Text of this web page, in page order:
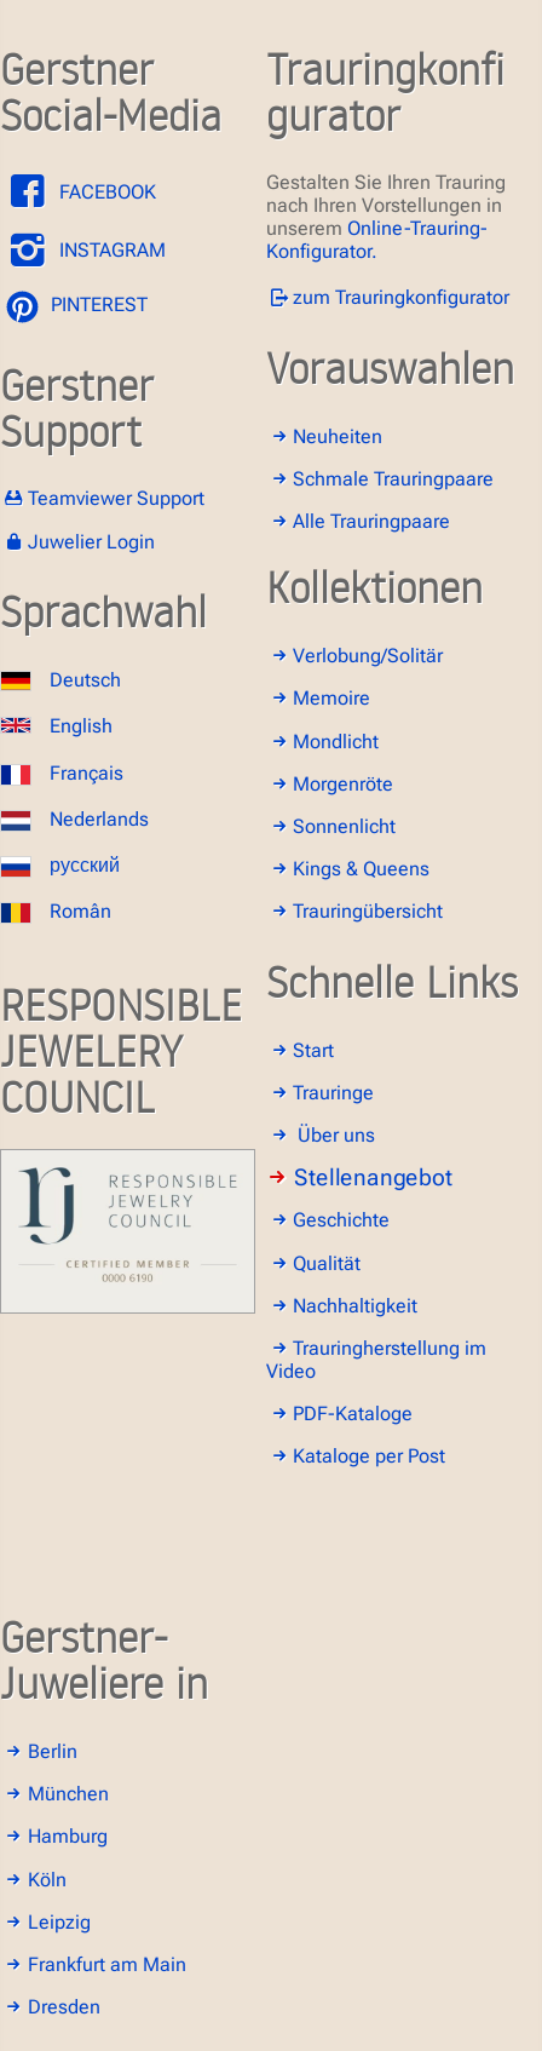
Gerstner
Social-Media
FACEBOOK
INSTAGRAM
PINTEREST
Gerstner
Support
Teamviewer Support
Juwelier Login
Sprachwahl
Deutsch
English
Français
Nederlands
русский
Român
RESPONSIBLE
JEWELERY
COUNCIL
Trauringkonfi
gurator
Gestalten Sie Ihren Trauring
nach Ihren Vorstellungen in
unserem Online-Trauring-
Konfigurator.
zum Trauringkonfigurator
Vorauswahlen
Neuheiten
Schmale Trauringpaare
Alle Trauringpaare
Kollektionen
Verlobung/Solitär
Memoire
Mondlicht
Morgenröte
Sonnenlicht
Kings & Queens
Trauringübersicht
Schnelle Links
Start
Trauringe
Über uns
Stellenangebot
Geschichte
Qualität
Nachhaltigkeit
Trauringherstellung im
Video
PDF-Kataloge
Kataloge per Post
Gerstner-
Juweliere in
Berlin
München
Hamburg
Köln
Leipzig
Frankfurt am Main
Dresden